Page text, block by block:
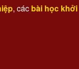
, các bài học